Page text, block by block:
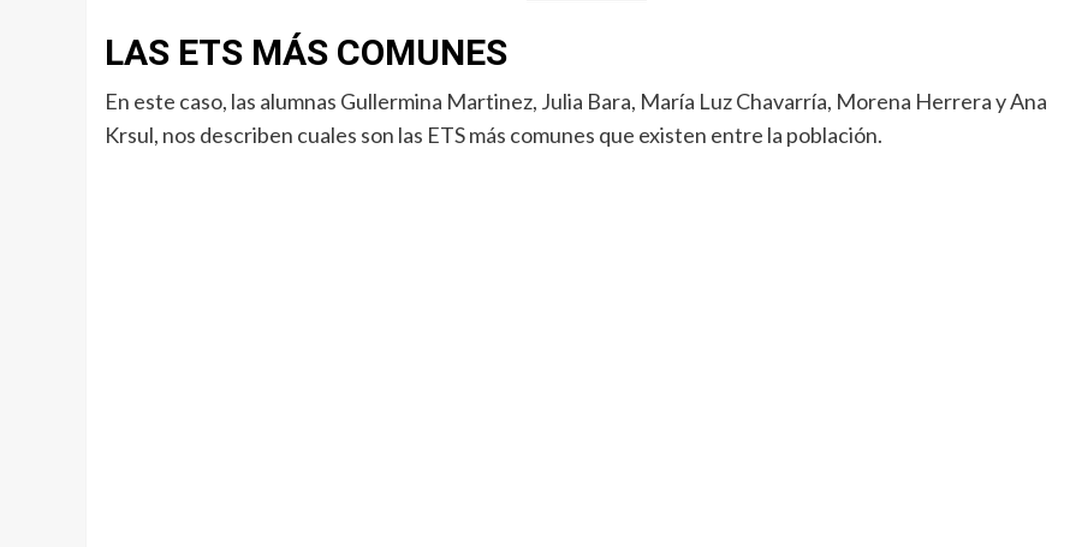
LAS ETS MÁS COMUNES
En este caso, las alumnas Gullermina Martinez, Julia Bara, María Luz Chavarría, Morena Herrera y Ana
Krsul, nos describen cuales son las ETS más comunes que existen entre la población.